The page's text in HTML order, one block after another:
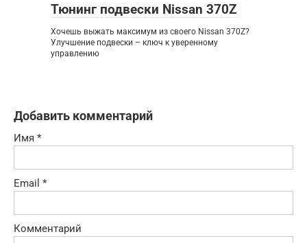
Тюнинг подвески Nissan 370Z
Хочешь выжать максимум из своего Nissan 370Z?
Улучшение подвески – ключ к уверенному
управлению
Добавить комментарий
Имя *
Email *
Комментарий